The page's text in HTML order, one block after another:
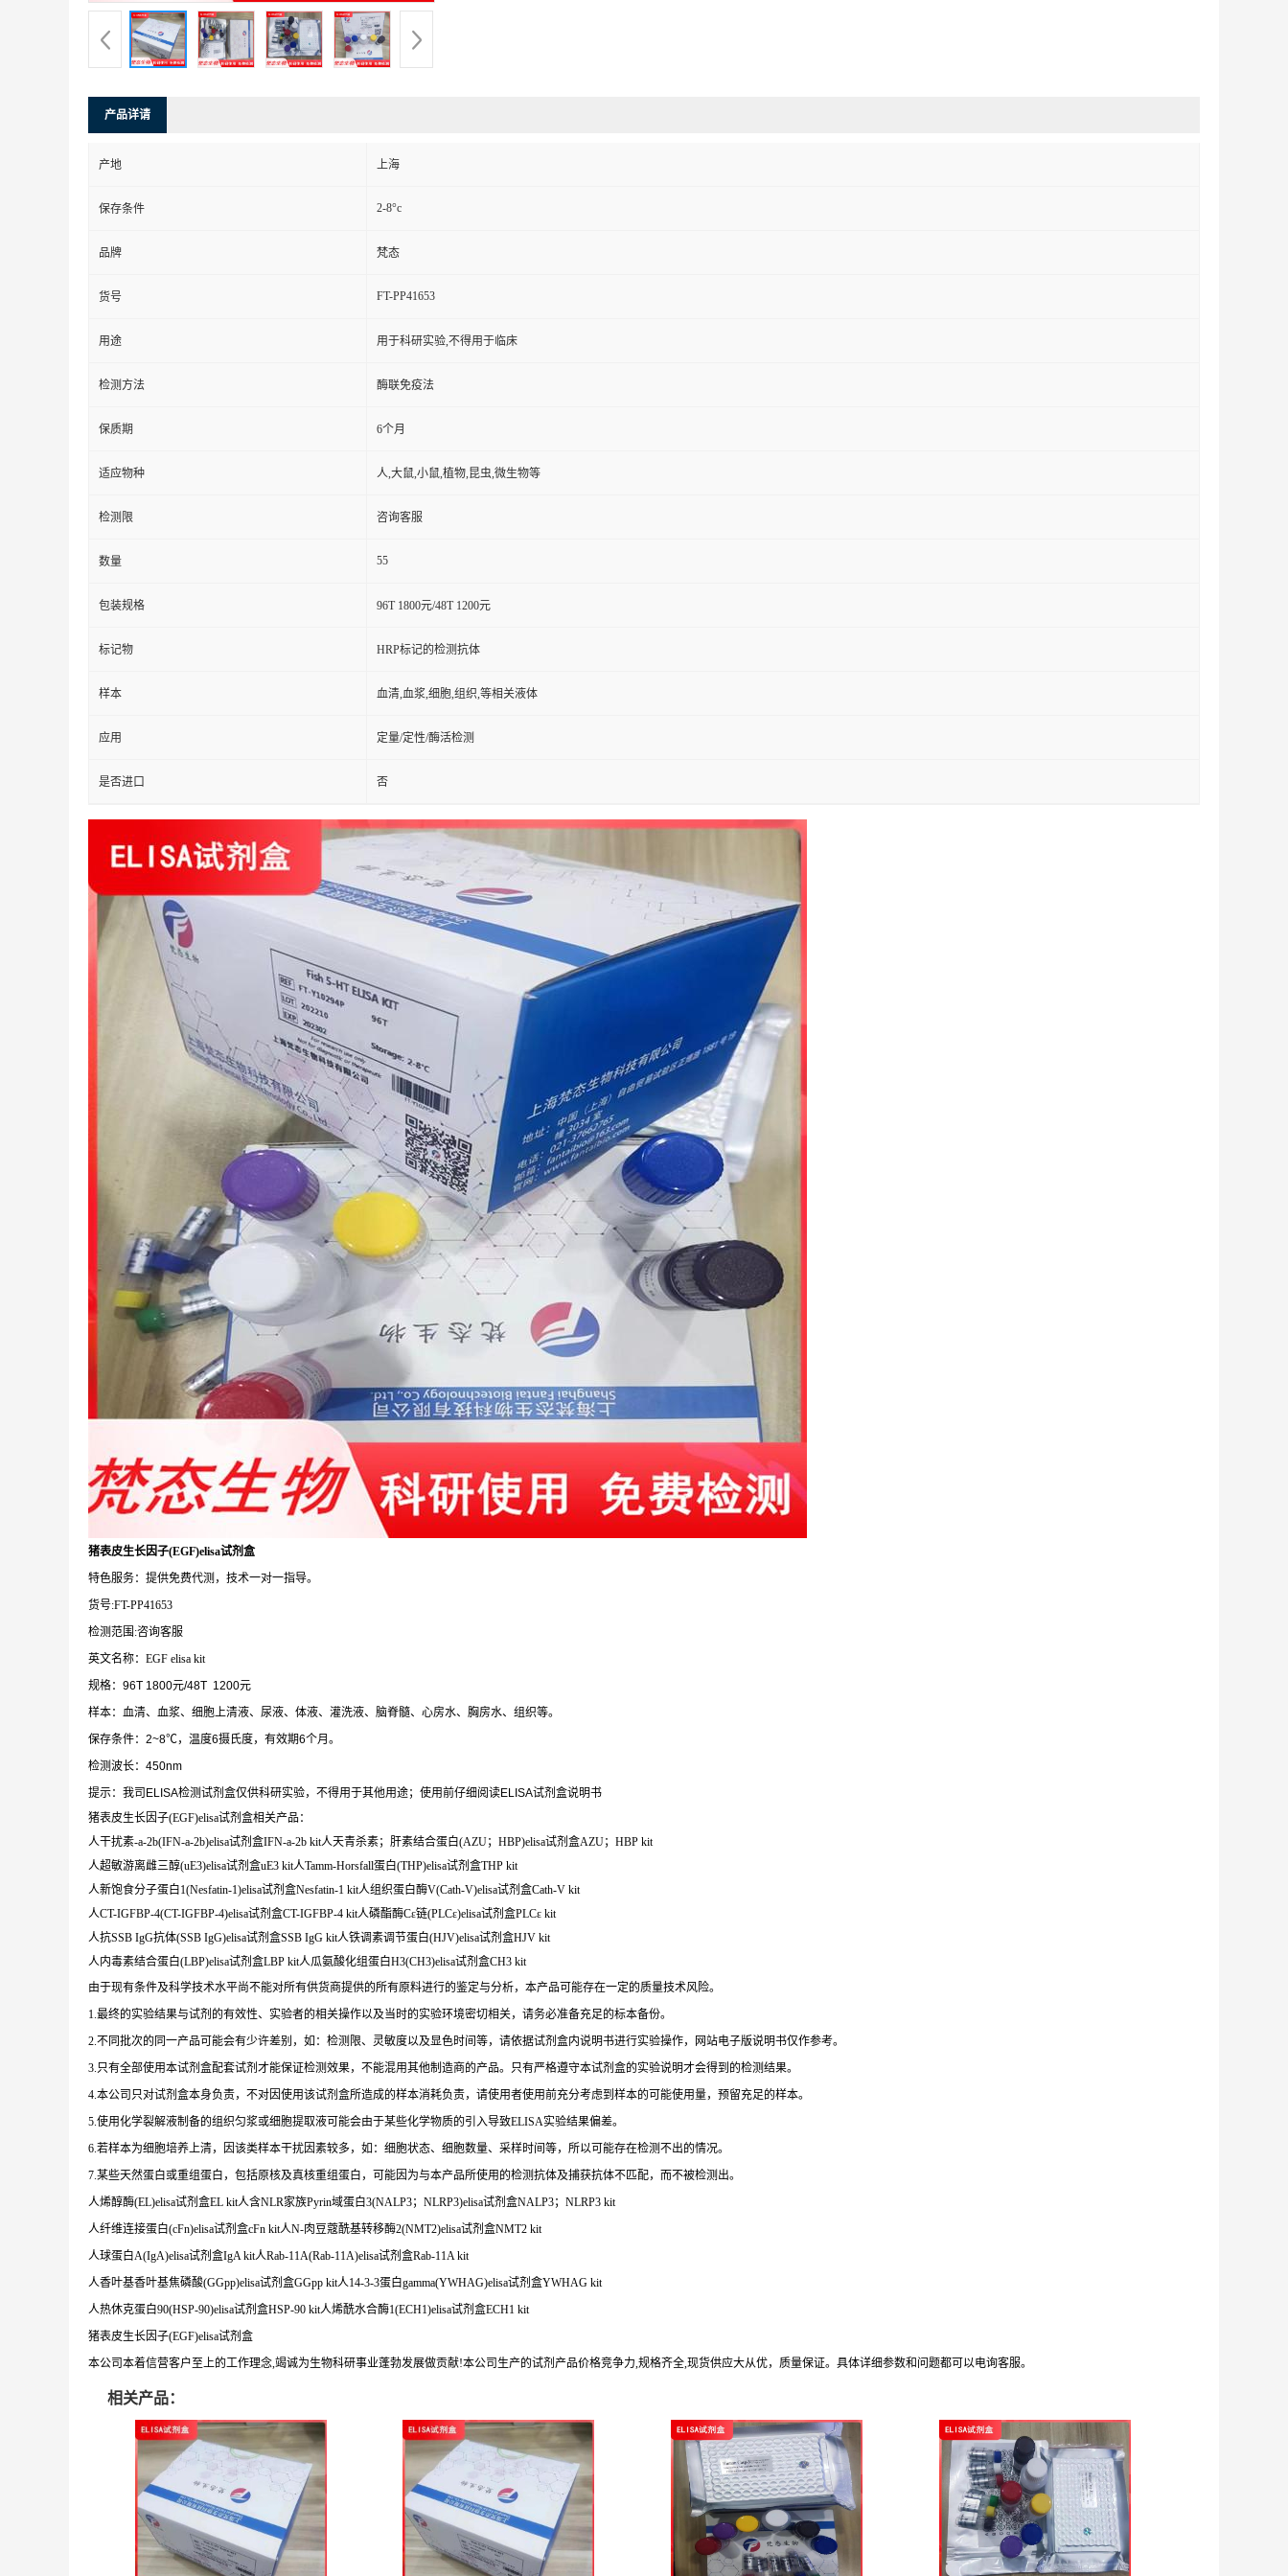
产品详请
产地 上海
保存条件 2-8°c
品牌 梵态
货号 FT-PP41653
用途 用于科研实验,不得用于临床
检测方法 酶联免疫法
保质期 6个月
适应物种 人,大鼠,小鼠,植物,昆虫,微生物等
检测限 咨询客服
数量 55
包装规格 96T 1800元/48T 1200元
标记物 HRP标记的检测抗体
样本 血清,血浆,细胞,组织,等相关液体
应用 定量/定性/酶活检测
是否进口 否
猪表皮生长因子(EGF)elisa试剂盒
特色服务：提供免费代测，技术一对一指导。
货号:FT-PP41653
检测范围:咨询客服
英文名称：EGF elisa kit
规格：96T 1800元/48T 1200元
样本：血清、血浆、细胞上清液、尿液、体液、灌洗液、脑脊髓、心房水、胸房水、组织等。
保存条件：2~8℃，温度6摄氏度，有效期6个月。
检测波长：450nm
提示：我司ELISA检测试剂盒仅供科研实验，不得用于其他用途；使用前仔细阅读ELISA试剂盒说明书
猪表皮生长因子(EGF)elisa试剂盒相关产品：
人干扰素-a-2b(IFN-a-2b)elisa试剂盒IFN-a-2b kit人天青杀素；肝素结合蛋白(AZU；HBP)elisa试剂盒AZU；HBP kit
人超敏游离雌三醇(uE3)elisa试剂盒uE3 kit人Tamm-Horsfall蛋白(THP)elisa试剂盒THP kit
人新饱食分子蛋白1(Nesfatin-1)elisa试剂盒Nesfatin-1 kit人组织蛋白酶V(Cath-V)elisa试剂盒Cath-V kit
人CT-IGFBP-4(CT-IGFBP-4)elisa试剂盒CT-IGFBP-4 kit人磷酯酶Cε链(PLCε)elisa试剂盒PLCε kit
人抗SSB IgG抗体(SSB IgG)elisa试剂盒SSB IgG kit人铁调素调节蛋白(HJV)elisa试剂盒HJV kit
人内毒素结合蛋白(LBP)elisa试剂盒LBP kit人瓜氨酸化组蛋白H3(CH3)elisa试剂盒CH3 kit
由于现有条件及科学技术水平尚不能对所有供货商提供的所有原料进行的鉴定与分析，本产品可能存在一定的质量技术风险。
1.最终的实验结果与试剂的有效性、实验者的相关操作以及当时的实验环境密切相关，请务必准备充足的标本备份。
2.不同批次的同一产品可能会有少许差别，如：检测限、灵敏度以及显色时间等，请依据试剂盒内说明书进行实验操作，网站电子版说明书仅作参考。
3.只有全部使用本试剂盒配套试剂才能保证检测效果，不能混用其他制造商的产品。只有严格遵守本试剂盒的实验说明才会得到的检测结果。
4.本公司只对试剂盒本身负责，不对因使用该试剂盒所造成的样本消耗负责，请使用者使用前充分考虑到样本的可能使用量，预留充足的样本。
5.使用化学裂解液制备的组织匀浆或细胞提取液可能会由于某些化学物质的引入导致ELISA实验结果偏差。
6.若样本为细胞培养上清，因该类样本干扰因素较多，如：细胞状态、细胞数量、采样时间等，所以可能存在检测不出的情况。
7.某些天然蛋白或重组蛋白，包括原核及真核重组蛋白，可能因为与本产品所使用的检测抗体及捕获抗体不匹配，而不被检测出。
人烯醇酶(EL)elisa试剂盒EL kit人含NLR家族Pyrin域蛋白3(NALP3；NLRP3)elisa试剂盒NALP3；NLRP3 kit
人纤维连接蛋白(cFn)elisa试剂盒cFn kit人N-肉豆蔻酰基转移酶2(NMT2)elisa试剂盒NMT2 kit
人球蛋白A(IgA)elisa试剂盒IgA kit人Rab-11A(Rab-11A)elisa试剂盒Rab-11A kit
人香叶基香叶基焦磷酸(GGpp)elisa试剂盒GGpp kit人14-3-3蛋白gamma(YWHAG)elisa试剂盒YWHAG kit
人热休克蛋白90(HSP-90)elisa试剂盒HSP-90 kit人烯酰水合酶1(ECH1)elisa试剂盒ECH1 kit
猪表皮生长因子(EGF)elisa试剂盒
本公司本着信营客户至上的工作理念,竭诚为生物科研事业蓬勃发展做贡献!本公司生产的试剂产品价格竞争力,规格齐全,现货供应大从优，质量保证。具体详细参数和问题都可以电询客服。
相关产品：